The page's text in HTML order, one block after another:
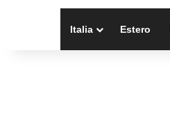
Italia Estero